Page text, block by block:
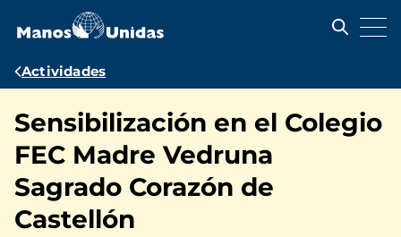
contenido
Ruta
navegación
Actividades
Sensibilización en el Colegio
FEC Madre Vedruna
Sagrado Corazón de
Castellón